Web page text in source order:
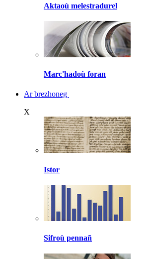
Aktaoù melestradurel
Marc'hadoù foran
Ar brezhoneg
X
Istor
Sifroù pennañ